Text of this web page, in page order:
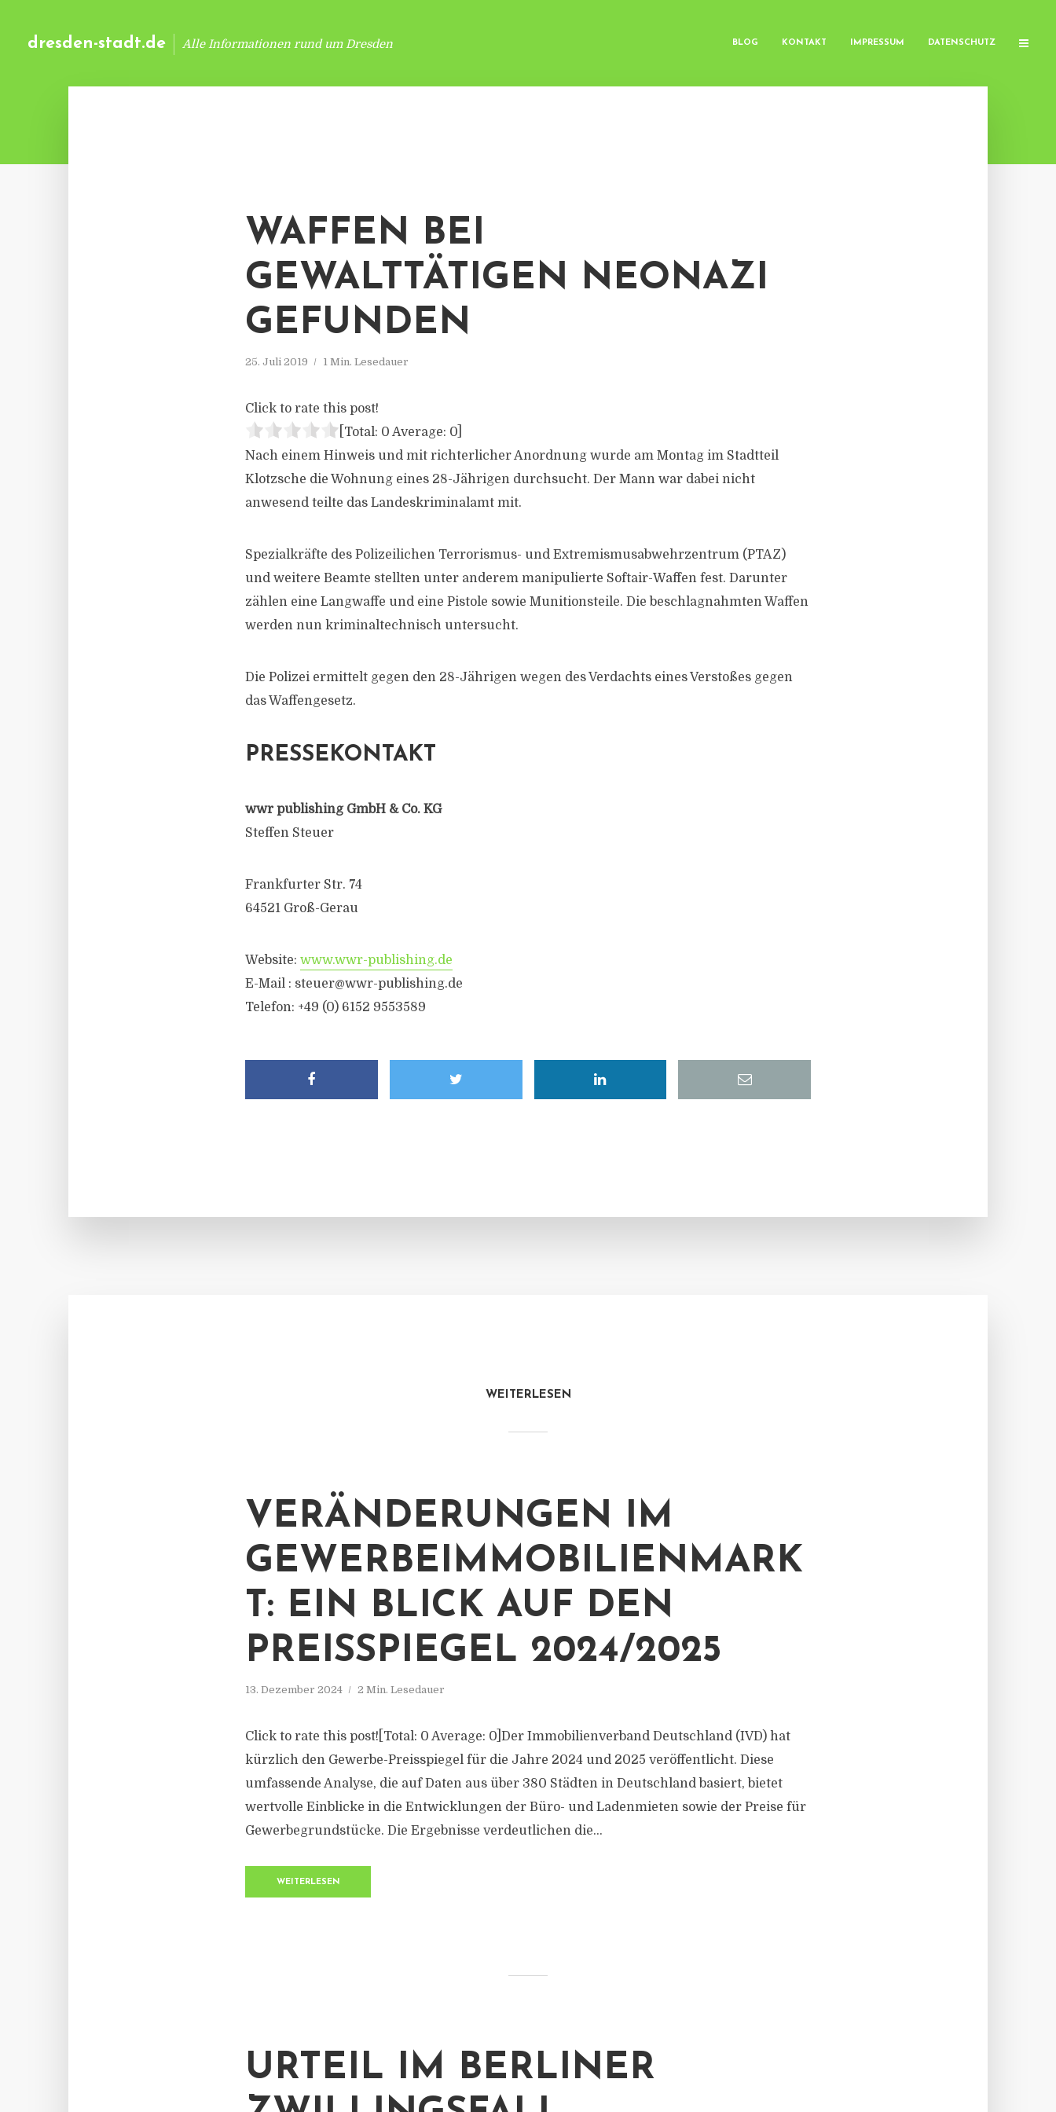
dresden-stadt.de Alle Informationen rund um Dresden BLOG KONTAKT IMPRESSUM DATENSCHUTZ
WAFFEN BEI
GEWALTTÄTIGEN NEONAZI
GEFUNDEN
25. Juli 2019 1 Min. Lesedauer
Click to rate this post!
[Total: 0 Average: 0
Nach einem Hinweis und mit richterlicher Anordnung wurde am Montag im Stadtteil
Klotzsche die Wohnung eines 28-Jährigen durchsucht. Der Mann war dabei nicht
anwesend teilte das Landeskriminalamt mit.
Spezialkräfte des Polizeilichen Terrorismus- und Extremismusabwehrzentrum (PTAZ)
und weitere Beamte stellten unter anderem manipulierte Softair-Waffen fest. Darunter
zählen eine Langwaffe und eine Pistole sowie Munitionsteile. Die beschlagnahmten Waffen
werden nun kriminaltechnisch untersucht.
Die Polizei ermittelt gegen den 28-Jährigen wegen des Verdachts eines Verstoßes gegen
das Waffengesetz.
PRESSEKONTAKT
wwr publishing GmbH & Co. KG
Steffen Steuer
Frankfurter Str. 74
64521 Groß-Gerau
Website: www.wwr-publishing.de
E-Mail : steuer@wwr-publishing.de
Telefon: +49 (0) 6152 9553589
WEITERLESEN
VERÄNDERUNGEN IM
GEWERBEIMMOBILIENMARK
T: EIN BLICK AUF DEN
PREISSPIEGEL 2024/2025
13. Dezember 2024 2 Min. Lesedauer
Click to rate this post![Total: 0 Average: 0]Der Immobilienverband Deutschland (IVD) hat
kürzlich den Gewerbe-Preisspiegel für die Jahre 2024 und 2025 veröffentlicht. Diese
umfassende Analyse, die auf Daten aus über 380 Städten in Deutschland basiert, bietet
wertvolle Einblicke in die Entwicklungen der Büro- und Ladenmieten sowie der Preise für
Gewerbegrundstücke. Die Ergebnisse verdeutlichen die...
WEITERLESEN
URTEIL IM BERLINER